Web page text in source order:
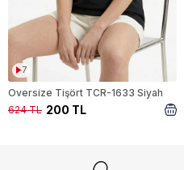
7
Oversize Tişört TCR-1633 Siyah
200 TL
624 TL